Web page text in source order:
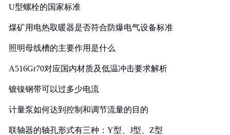
U型螺栓的国家标准
煤矿用电热取暖器是否符合防爆电气设备标准
照明母线槽的主要作用是什么
A516Gr70对应国内材质及低温冲击要求解析
镀镍钢带可以过多少电流
计量泵如何达到控制和调节流量的目的
联轴器的轴孔形式有三种：Y型、J型、Z型